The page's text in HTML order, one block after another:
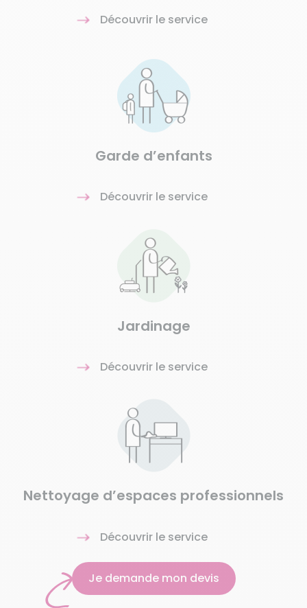
Découvrir le service
Garde d’enfants
Découvrir le service
Jardinage
Découvrir le service
Nettoyage d’espaces professionnels
Découvrir le service
Je demande mon devis